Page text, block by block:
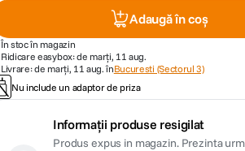
Adaugă în coș
În stoc în magazin
Ridicare easybox: de marți, 11 aug.
Livrare: de marți, 11 aug. înBucuresti (Sectorul 3)
Nu include un adaptor de priza
Informații produse resigilat
Produs expus in magazin. Prezinta